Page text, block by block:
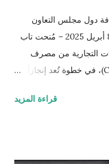
دول مجلس التعاون
الخليجي دبي، الإمارات العربية المتحدة – 8 أبريل 2025 – مُنحت تاب
التجارية من مصرف
الإمارات العربية المتحدة المركزي (CBUAE)، في خطوة تُعد إنجازاً
المطلوبة في
قراءة المزيد